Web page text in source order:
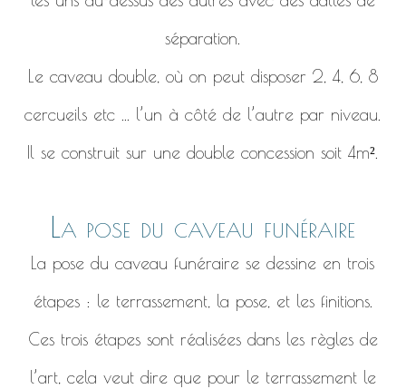
séparation.
Le caveau double, où on peut disposer 2, 4, 6, 8
cercueils etc ... l’un à côté de l’autre par niveau.
Il se construit sur une double concession soit 4m².
La pose du caveau funéraire
La pose du caveau funéraire se dessine en trois
étapes : le terrassement, la pose, et les finitions.
Ces trois étapes sont réalisées dans les règles de
l’art, cela veut dire que pour le terrassement le